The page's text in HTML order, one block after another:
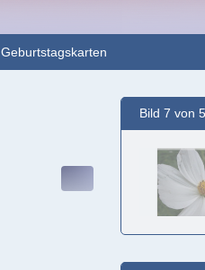
Geburtstagskarten
Bild 7 von